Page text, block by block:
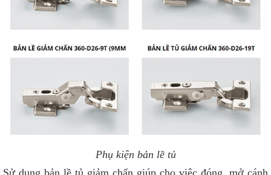
Phụ kiện bản lề tủ